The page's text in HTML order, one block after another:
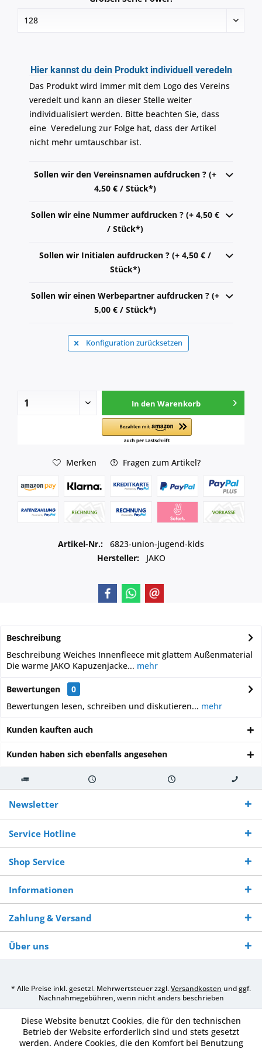
Hier kannst du dein Produkt individuell veredeln
Das Produkt wird immer mit dem Logo des Vereins
veredelt und kann an dieser Stelle weiter
individualisiert werden. Bitte beachten Sie, dass
eine Veredelung zur Folge hat, dass der Artikel
nicht mehr umtauschbar ist.
Sollen wir den Vereinsnamen aufdrucken ? (+
4,50 € / Stück*)
Sollen wir eine Nummer aufdrucken ? (+ 4,50 €
/ Stück*)
Sollen wir Initialen aufdrucken ? (+ 4,50 € /
Stück*)
Sollen wir einen Werbepartner aufdrucken ? (+
5,00 € / Stück*)
Konfiguration zurücksetzen
In den Warenkorb
Merken Fragen zum Artikel?
Artikel-Nr.:
6823-union-jugend-kids
Hersteller:
JAKO
Beschreibung
Beschreibung Weiches Innenfleece mit glattem Außenmaterial
Die warme JAKO Kapuzenjacke... mehr
Bewertungen
0
Bewertungen lesen, schreiben und diskutieren... mehr
Kunden kauften auch
Kunden haben sich ebenfalls angesehen
Kostenloser
Versand ab €
250,-
Versand innerhalb von Versand von So erreichen
Sie uns 0160
970 511 90
Newsletter
Service Hotline
Shop Service
Informationen
Zahlung & Versand
Über uns
* Alle Preise inkl. gesetzl. Mehrwertsteuer zzgl.Versandkosten und ggf.
Nachnahmegebühren, wenn nicht anders beschrieben
Diese Website benutzt Cookies, die für den technischen
Betrieb der Website erforderlich sind und stets gesetzt
werden. Andere Cookies, die den Komfort bei Benutzung